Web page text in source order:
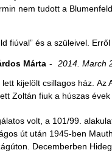
nem tudott a
fiúval” és a szüleivel.
Márta 2014. March
kijelölt csillagos ház. Az
Zoltán fiuk a húszas
volt, a 101/99.
út után 1945-ben
Decemberben